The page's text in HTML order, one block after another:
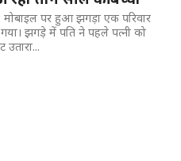
मोबाइल पर हुआ झगड़ा एक परिवार
झगड़े में पति ने पहले पत्नी को
उतारा...